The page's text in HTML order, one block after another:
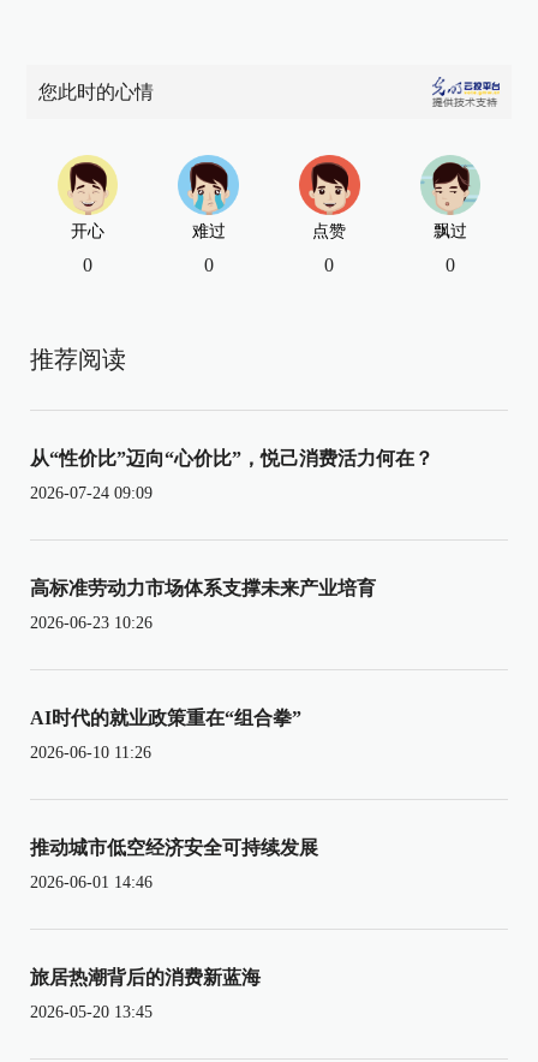
您此时的心情
开心
0
难过
0
点赞
0
飘过
0
推荐阅读
从“性价比”迈向“心价比”，悦己消费活力何在？
2026-07-24 09:09
高标准劳动力市场体系支撑未来产业培育
2026-06-23 10:26
AI时代的就业政策重在“组合拳”
2026-06-10 11:26
推动城市低空经济安全可持续发展
2026-06-01 14:46
旅居热潮背后的消费新蓝海
2026-05-20 13:45